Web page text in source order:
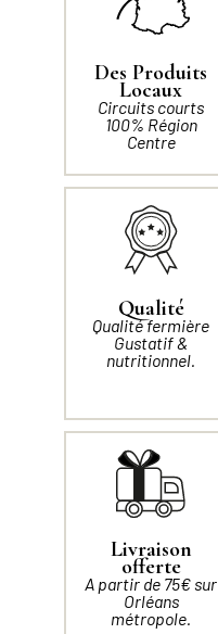
Des Produits
Locaux
Circuits courts
100% Région
Centre
Qualité
Qualité fermière
Gustatif &
nutritionnel.
Livraison
offerte
A partir de 75€ sur
Orléans
métropole.